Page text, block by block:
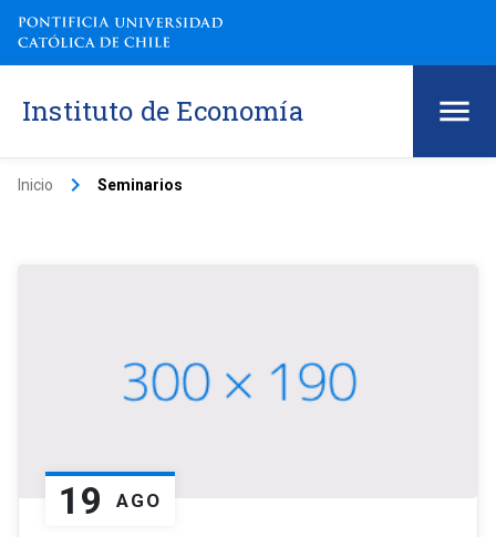
Instituto de Economía
Inicio keyboard_arrow_right Seminarios
19 AGO